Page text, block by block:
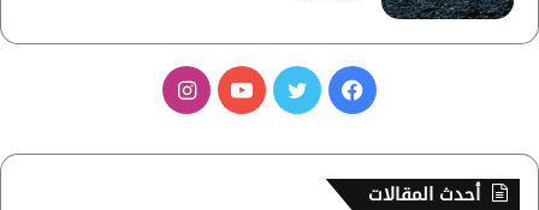
س
أحدث المقالات